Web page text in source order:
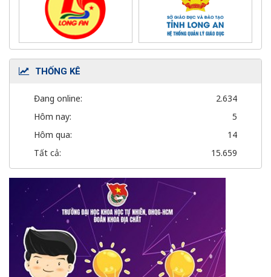
THỐNG KÊ
Đang online:
2.634
Hôm nay:
5
Hôm qua:
14
Tất cả:
15.659